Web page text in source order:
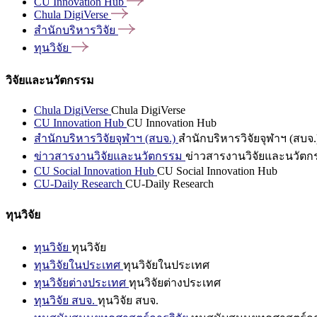
Chula DigiVerse
สำนักบริหารวิจัย
ทุนวิจัย
วิจัยและนวัตกรรม
Chula DigiVerse Chula DigiVerse
CU Innovation Hub CU Innovation Hub
สำนักบริหารวิจัยจุฬาฯ (สบจ.) สำนักบริหารวิจัยจุฬาฯ (สบจ
ข่าวสารงานวิจัยและนวัตกรรม ข่าวสารงานวิจัยและนวัตก
CU Social Innovation Hub CU Social Innovation Hub
CU-Daily Research CU-Daily Research
ทุนวิจัย
ทุนวิจัย ทุนวิจัย
ทุนวิจัยในประเทศ ทุนวิจัยในประเทศ
ทุนวิจัยต่างประเทศ ทุนวิจัยต่างประเทศ
ทุนวิจัย สบจ. ทุนวิจัย สบจ.